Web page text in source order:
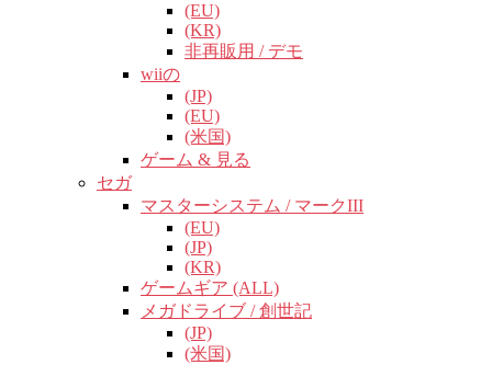
(EU)
(KR)
非再販用 / デモ
wiiの
(JP)
(EU)
(米国)
ゲーム & 見る
セガ
マスターシステム / マークIII
(EU)
(JP)
(KR)
ゲームギア (ALL)
メガドライブ / 創世記
(JP)
(米国)